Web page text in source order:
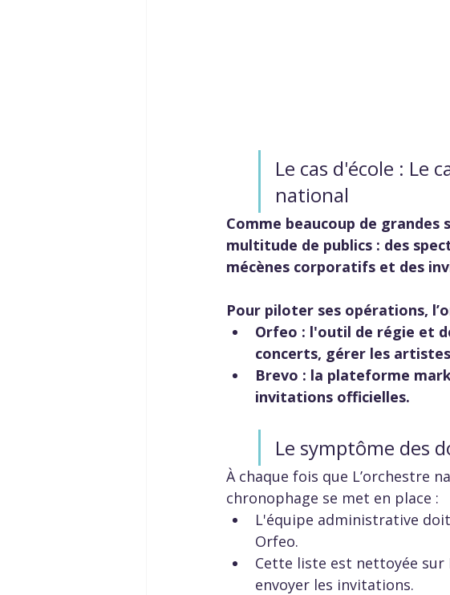
Le cas d'école : Le
national
Comme beaucoup de
multitude de publics : des
mécènes corporatifs et des
Pour piloter ses opérations,
Orfeo : l'outil de régie et
concerts, gérer les
Brevo : la plateforme
invitations officielles.
Le symptôme des
À chaque fois que L’orchestre
chronophage se met en place :
L'équipe administrative
Orfeo.
Cette liste est nettoyée
envoyer les invitations.